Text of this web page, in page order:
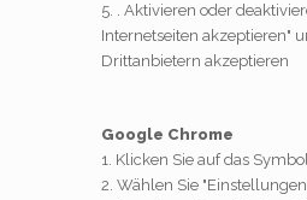
5. . Aktivieren oder
Internetseiten akzeptieren"
Drittanbietern akzeptieren
Google Chrome
1. Klicken Sie auf das
2. Wählen Sie